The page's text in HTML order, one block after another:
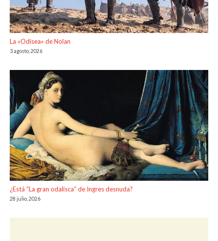
La «Odisea» de Nolan
3 agosto, 2026
¿Está “La gran odalisca” de Ingres desnuda?
28 julio, 2026